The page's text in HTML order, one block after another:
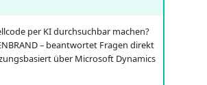
per KI durchsuchbar machen?
– beantwortet Fragen direkt
über Microsoft Dynamics